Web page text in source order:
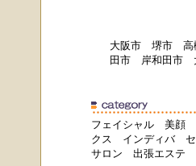
大阪市
堺市 高
田市
岸和田市
フェイシャル 美顔
クス
インディバ
サロン
出張エステ